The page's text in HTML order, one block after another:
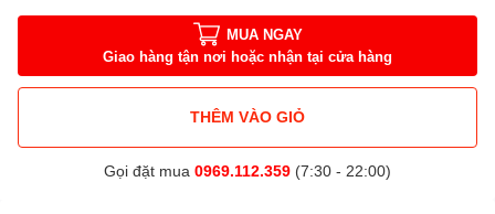
MUA NGAY
Giao hàng tận nơi hoặc nhận tại cửa hàng
THÊM VÀO GIỎ
Gọi đặt mua 0969.112.359 (7:30 - 22:00)